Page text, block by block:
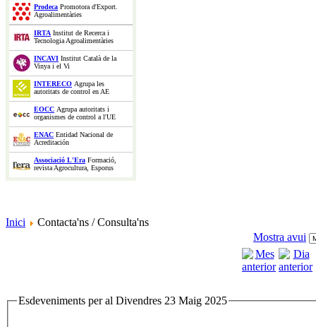
Prodeca Promotora d'Export.
Agroalimentàries
IRTA Institut de Recerca i
Tecnologia Agroalimentàries
INCAVI Institut Català de la
Vinya i el Vi
INTERECO Agrupa les
autoritats de control en AE
EOCC Agrupa autoritats i
organismes de control a l'UE
ENAC Entidad Nacional de
Acreditación
Associació L'Era Formació,
revista Agrocultura, Esporus
Inici
Contacta'ns / Consulta'ns
Mostra avui
Esdeveniments per al Divendres 23 Maig 2025